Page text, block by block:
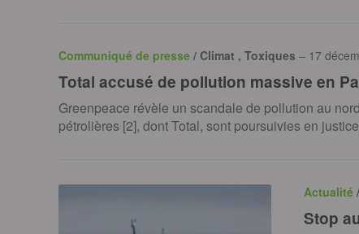
Communiqué de presse / Climat , Toxiques – 17
Total accusé de pollution massive en
Greenpeace révèle un scandale de pollution au
pétrolières [2], dont Total, sont poursuivies en
Actualité
Stop